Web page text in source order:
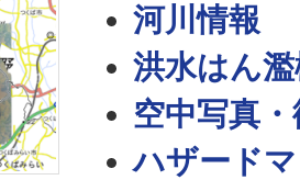
河川情報
洪水はん
空中写真
ハザード